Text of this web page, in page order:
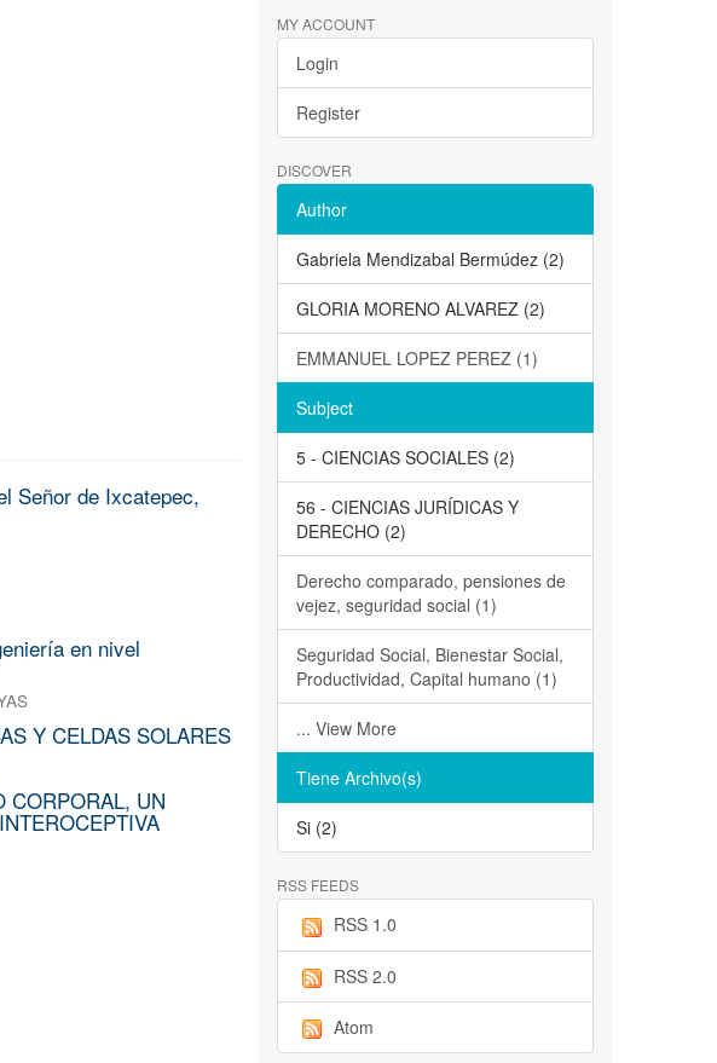
Señor de Ixcatepec,
en nivel
Y CELDAS SOLARES
CORPORAL, UN
MY ACCOUNT
Login
Register
DISCOVER
Author
Gabriela Mendizabal Bermúdez (2)
GLORIA MORENO ALVAREZ (2)
EMMANUEL LOPEZ PEREZ (1)
Subject
5 - CIENCIAS SOCIALES (2)
56 - CIENCIAS JURÍDICAS Y
DERECHO (2)
Derecho comparado, pensiones de
vejez, seguridad social (1)
Seguridad Social, Bienestar Social,
Productividad, Capital humano (1)
... View More
Tiene Archivo(s)
Si (2)
RSS FEEDS
RSS 1.0
RSS 2.0
Atom